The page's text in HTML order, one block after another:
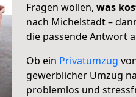
Fragen wollen, was
nach Michelstadt –
die passende Antwort
Ob ein Privatumzug
gewerblicher Umzug
problemlos und